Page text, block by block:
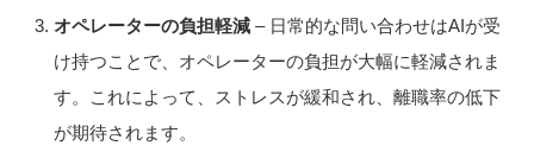
オペレーターの負担軽減 – 日常的な問い合わせはAIが受
け持つことで、オペレーターの負担が大幅に軽減されま
す。これによって、ストレスが緩和され、離職率の低下
が期待されます。